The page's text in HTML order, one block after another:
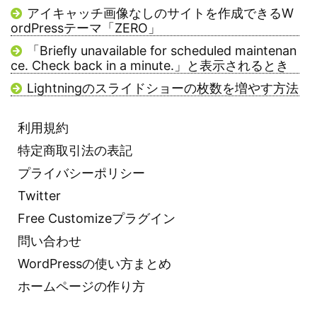
アイキャッチ画像なしのサイトを作成できるW
ordPressテーマ「ZERO」
「Briefly unavailable for scheduled maintenan
ce. Check back in a minute.」と表示されるとき
Lightningのスライドショーの枚数を増やす方法
利用規約
特定商取引法の表記
プライバシーポリシー
Twitter
Free Customizeプラグイン
問い合わせ
WordPressの使い方まとめ
ホームページの作り方